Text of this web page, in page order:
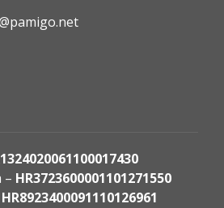
– HR3723600001101271550
HR8923400091110126961